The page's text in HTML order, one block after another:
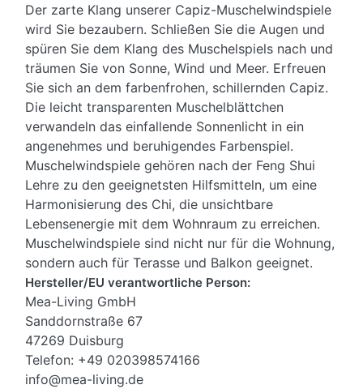
Der zarte Klang unserer Capiz-Muschelwindspiele
wird Sie bezaubern. Schließen Sie die Augen und
spüren Sie dem Klang des Muschelspiels nach und
träumen Sie von Sonne, Wind und Meer. Erfreuen
Sie sich an dem farbenfrohen, schillernden Capiz.
Die leicht transparenten Muschelblättchen
verwandeln das einfallende Sonnenlicht in ein
angenehmes und beruhigendes Farbenspiel.
Muschelwindspiele gehören nach der Feng Shui
Lehre zu den geeignetsten Hilfsmitteln, um eine
Harmonisierung des Chi, die unsichtbare
Lebensenergie mit dem Wohnraum zu erreichen.
Muschelwindspiele sind nicht nur für die Wohnung,
sondern auch für Terasse und Balkon geeignet.
Hersteller/EU verantwortliche Person:
Mea-Living GmbH
Sanddornstraße 67
47269 Duisburg
Telefon: +49 020398574166
info@mea-living.de